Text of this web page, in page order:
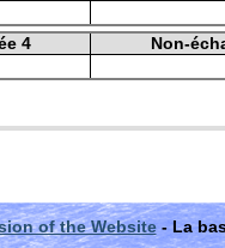
4 Non-
of the Website- La